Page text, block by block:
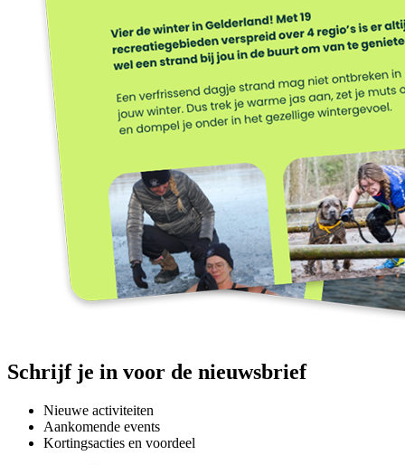
Schrijf je in voor de nieuwsbrief
Nieuwe activiteiten
Aankomende events
Kortingsacties en voordeel